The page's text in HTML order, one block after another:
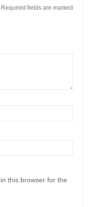
Required fields are marked
this browser for the